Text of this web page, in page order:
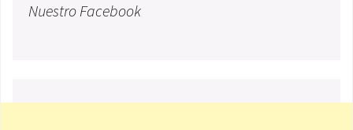
Nuestro Facebook